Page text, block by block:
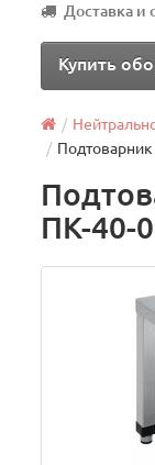
Доставка и
Купить
ПК-40-